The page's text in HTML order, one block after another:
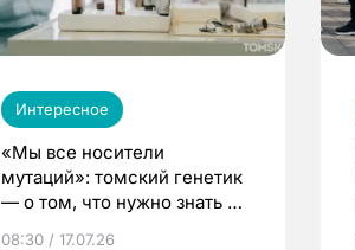
Интересное
«Мы все носители
мутаций»: томский генетик
— о том, что нужно знать до
08:30 / 17.07.26